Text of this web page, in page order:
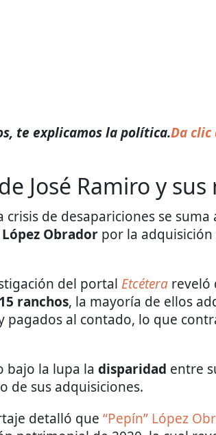
te explicamos la política.Da clic
José Ramiro y sus
crisis de desapariciones se
Obrador por la
del portal Etcétera reveló
15 ranchos, la mayoría de ellos
pagados al contado, lo que
bajo la lupa la disparidad entre
de sus adquisiciones.
detalló que “Pepín” López